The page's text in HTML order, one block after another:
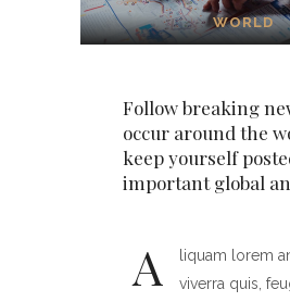
WORLD
Follow breaking
occur around the
keep yourself
important global
A
liquam lorem
viverra quis,